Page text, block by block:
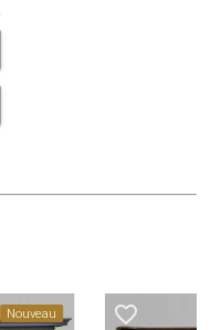
Nouveau favorite_border